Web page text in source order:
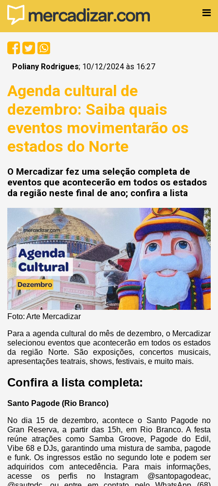
Poliany Rodrigues; 10/12/2024 às 16:27
Agenda cultural de
dezembro: Saiba quais
eventos movimentarão os
estados do Norte
O Mercadizar fez uma seleção completa de
eventos que acontecerão em todos os estados
da região neste final de ano; confira a lista
Foto: Arte Mercadizar
Para a agenda cultural do mês de dezembro, o Mercadizar
selecionou eventos que acontecerão em todos os estados
da região Norte. São exposições, concertos musicais,
apresentações teatrais, shows, festivais, e muito mais.
Confira a lista completa:
Santo Pagode (Rio Branco)
No dia 15 de dezembro, acontece o Santo Pagode no
Gran Reserva, a partir das 15h, em Rio Branco. A festa
reúne atrações como Samba Groove, Pagode do Edil,
Vibe 68 e DJs, garantindo uma mistura de samba, pagode
e funk. Os ingressos estão no segundo lote e podem ser
adquiridos com antecedência. Para mais informações,
acesse os perfis no Instagram @santopagodeac,